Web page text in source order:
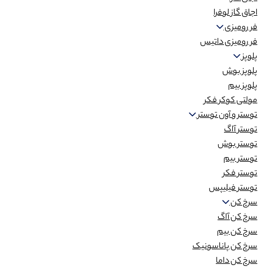
اجاق گاز لوفرا
فر رومیزی
فر رومیزی داتیس
پلوپز
پلوپز بوش
پلوپز بیم
مولتی کوکر فکر
توستر و آون توستر
توستر آاگ
توستر بوش
توستر بیم
توستر فکر
توستر فیلیپس
سرخ کن
سرخ کن آاگ
سرخ کن بیم
سرخ کن پاناسونیک
سرخ کن داما